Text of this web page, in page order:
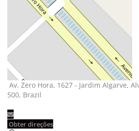
Av. Zero Hora, 1627 - Jardim Algarve,
500, Brazil
Obter direções